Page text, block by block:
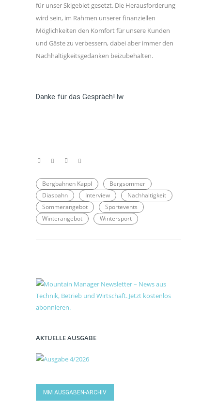
für unser Skigebiet gesetzt. Die Herausforderung
wird sein, im Rahmen unserer finanziellen
Möglichkeiten den Komfort für unsere Kunden
und Gäste zu verbessern, dabei aber immer den
Nachhaltigkeitsgedanken beizubehalten.
Danke für das Gespräch! lw
Bergbahnen Kappl
Bergsommer
Diasbahn
Interview
Nachhaltigkeit
Sommerangebot
Sportevents
Winterangebot
Wintersport
AKTUELLE AUSGABE
MM AUSGABEN-ARCHIV